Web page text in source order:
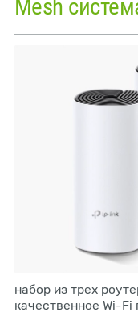
набор из трех
качественное Wi-